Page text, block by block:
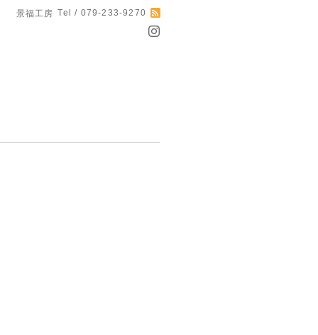
景福工房 Tel / 079-233-9270